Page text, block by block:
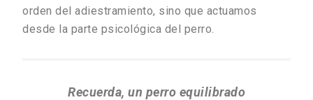
orden del adiestramiento, sino que actuamos
desde la parte psicológica del perro.
Recuerda, un perro equilibrado